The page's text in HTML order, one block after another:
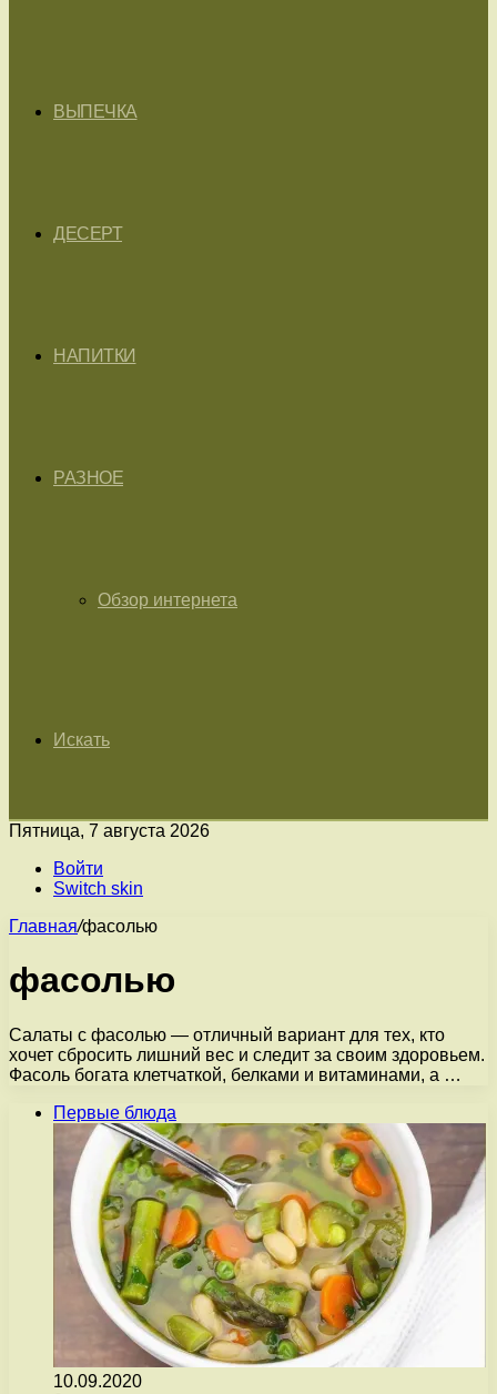
ВЫПЕЧКА
ДЕСЕРТ
НАПИТКИ
РАЗНОЕ
Обзор интернета
Искать
Пятница, 7 августа 2026
Войти
Switch skin
Главная/фасолью
фасолью
Салаты с фасолью — отличный вариант для тех, кто
хочет сбросить лишний вес и следит за своим здоровьем.
Фасоль богата клетчаткой, белками и витаминами, а …
Первые блюда
10.09.2020